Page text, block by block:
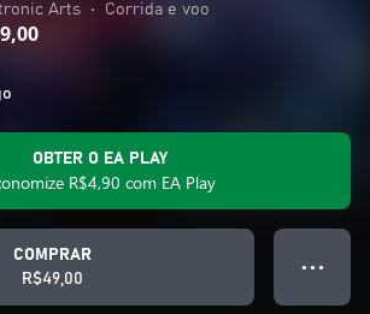
Arts • Corrida e voo
OBTER O EA PLAY
R$4,90 com EA Play
COMPRAR
R$49,00
● ● ●